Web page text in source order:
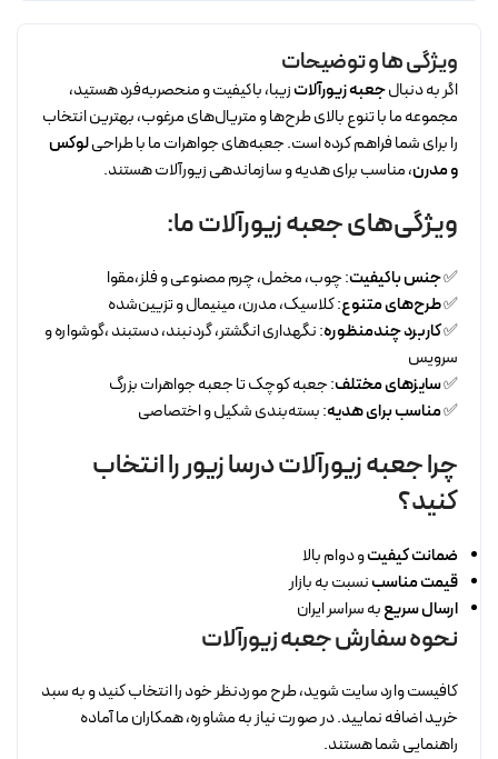
ویژگی ها و توضیحات
اگر به دنبالجعبه زیورآلاتزیبا، باکیفیت و منحصر‌به‌فرد هستید،
مجموعه ما با تنوع بالای طرح‌ها و متریال‌های مرغوب، بهترین انتخاب
را برای شما فراهم کرده است. جعبه‌های جواهرات ما با طراحیلوکس
و مدرن، مناسب برای هدیه و سازماندهی زیورآلات هستند.
ویژگی‌های جعبه زیورآلات ما:
✅جنس باکیفیت: چوب، مخمل، چرم مصنوعی و فلز،مقوا
✅طرح‌های متنوع: کلاسیک، مدرن، مینیمال و تزیین‌شده
✅کاربرد چندمنظوره: نگهداری انگشتر، گردنبند، دستبند ،گوشواره و
سرویس
✅سایزهای مختلف: جعبه کوچک تا جعبه جواهرات بزرگ
✅مناسب برای هدیه: بسته‌بندی شکیل و اختصاصی
چرا جعبه زیورآلات درسا زیور را انتخاب
کنید؟
ضمانت کیفیتو دوام بالا
قیمت مناسبنسبت به بازار
ارسال سریعبه سراسر ایران
نحوه سفارش جعبه زیورآلات
کافیست وارد سایت شوید، طرح موردنظر خود را انتخاب کنید و به سبد
خرید اضافه نمایید. در صورت نیاز به مشاوره، همکاران ما آماده
راهنمایی شما هستند.